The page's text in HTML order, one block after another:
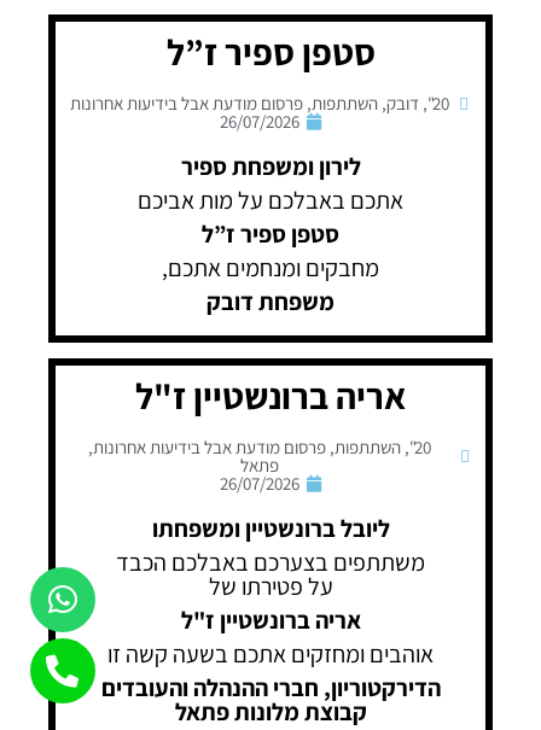
סטפן ספיר ז”ל
20"
, דובק,השתתפות,פרסום מודעת אבל בידיעות אחרונות
26/07/2026
לירון ומשפחת ספיר
אתכם באבלכם על מות אביכם
סטפן ספיר ז”ל
מחבקים ומנחמים אתכם,
משפחת דובק
אריה ברונשטיין ז"ל
20"
,השתתפות,פרסום מודעת אבל בידיעות אחרונות,
פתאל
26/07/2026
ליובל ברונשטיין ומשפחתו
משתתפים בצערכם באבלכם הכבד
על פטירתו של
אריה ברונשטיין ז"ל
אוהבים ומחזקים אתכם בשעה קשה זו
הדירקטוריון, חברי ההנהלה והעובדים
קבוצת מלונות פתאל